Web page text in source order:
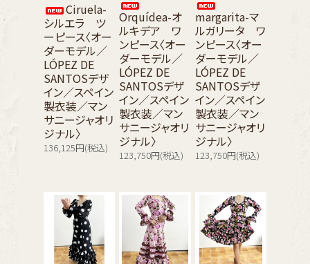
Ciruela-
シルエラ ツ
ーピース〈オー
ダーモデル／
LÓPEZ DE
SANTOSデザ
イン／スペイン
製衣装／マン
サニージャオリ
ジナル〉
136,125円(税込)
Orquídea-オ
ルキデア ワ
ンピース〈オー
ダーモデル／
LÓPEZ DE
SANTOSデザ
イン／スペイン
製衣装／マン
サニージャオリ
ジナル〉
123,750円(税込)
margarita-マ
ルガリータ ワ
ンピース〈オー
ダーモデル／
LÓPEZ DE
SANTOSデザ
イン／スペイン
製衣装／マン
サニージャオリ
ジナル〉
123,750円(税込)